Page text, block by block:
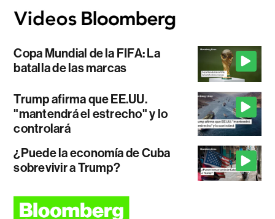
Copa Mundial de la FIFA: La
batalla de las marcas
Trump afirma que EE.UU.
"mantendrá el estrecho" y lo
controlará
¿Puede la economía de Cuba
sobrevivir a Trump?